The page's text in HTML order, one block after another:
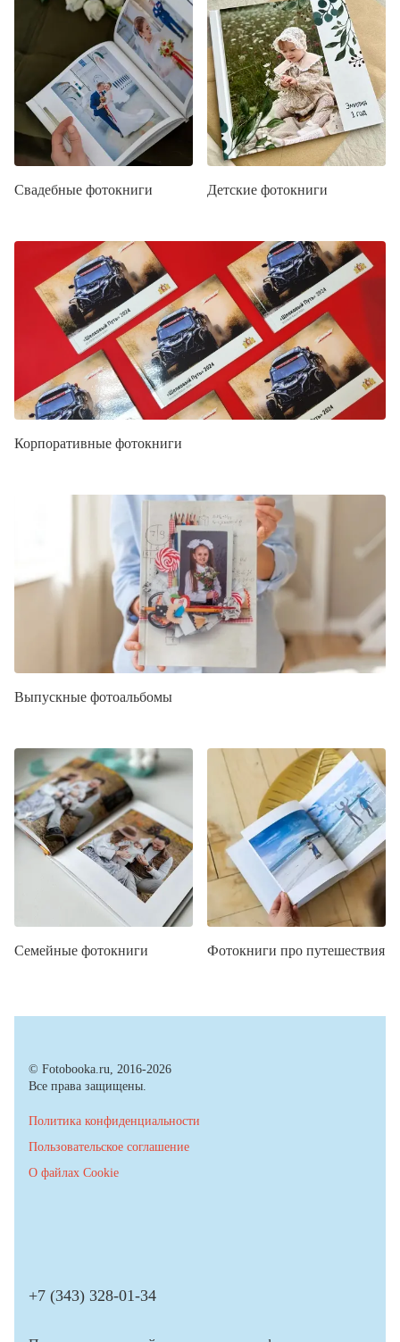
Свадебные фотокниги Детские фотокниги
Корпоративные фотокниги
Выпускные фотоальбомы
Семейные фотокниги Фотокниги про путешествия
© Fotobooka.ru, 2016-2026
Все права защищены.
Политика конфиденциальности
Пользовательское соглашение
О файлах Cookie
+7 (343) 328-01-34